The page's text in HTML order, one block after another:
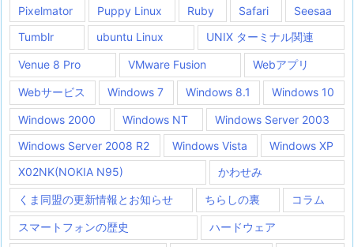
Pixelmator
Puppy Linux Ruby Safari
Seesaa
Tumblr
ubuntu Linux UNIX ターミナル関連
Venue 8 Pro VMware Fusion Webアプリ
Webサービス Windows 7 Windows 8.1 Windows 10
Windows 2000 Windows NT
Windows Server 2003
Windows Server 2008 R2
Windows Vista
Windows XP
X02NK(NOKIA N95)
かわせみ
くま同盟の更新情報とお知らせ ちらしの裏 コラム
スマートフォンの歴史 ハードウェア